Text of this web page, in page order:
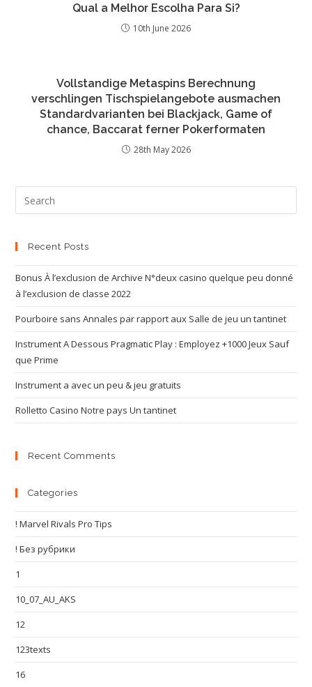
Qual a Melhor Escolha Para Si?
10th June 2026
Vollstandige Metaspins Berechnung
verschlingen Tischspielangebote ausmachen
Standardvarianten bei Blackjack, Game of
chance, Baccarat ferner Pokerformaten
28th May 2026
Recent Posts
Bonus À l’exclusion de Archive N°deux casino quelque peu donné
à l’exclusion de classe 2022
Pourboire sans Annales par rapport aux Salle de jeu un tantinet
Instrument A Dessous Pragmatic Play : Employez +1000 Jeux Sauf
que Prime
Instrument a avec un peu & jeu gratuits
Rolletto Casino Notre pays Un tantinet
Recent Comments
Categories
! Marvel Rivals Pro Tips
! Без рубрики
1
10_07_AU_AKS
12
123texts
16